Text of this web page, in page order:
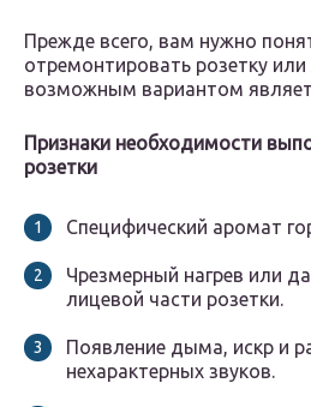
Прежде всего, вам нужно
отремонтировать розетку
возможным вариантом
Признаки необходимости
розетки
Специфический аромат
Чрезмерный нагрев или
лицевой части розетки.
Появление дыма, искр и
нехарактерных звуков.